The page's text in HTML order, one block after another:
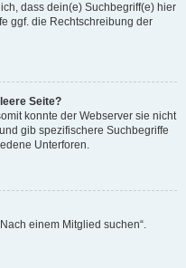
dass dein(e) Suchbegriff(e) hier
ggf. die Rechtschreibung der
Seite?
konnte der Webserver sie nicht
gib spezifischere Suchbegriffe
Unterforen.
einem Mitglied suchen“.